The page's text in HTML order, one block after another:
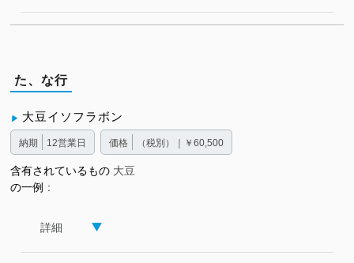
た、な行
大豆イソフラボン
納期 12営業日 価格 （税別）｜￥60,500
含有されているもの
の一例
大豆
詳細